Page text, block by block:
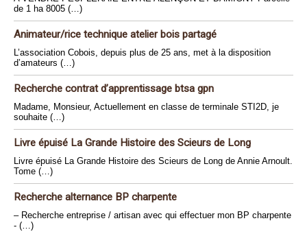
de 1 ha 8005 (…)
Animateur/rice technique atelier bois partagé
L’association Cobois, depuis plus de 25 ans, met à la disposition
d’amateurs (…)
Recherche contrat d’apprentissage btsa gpn
Madame, Monsieur, Actuellement en classe de terminale STI2D, je
souhaite (…)
Livre épuisé La Grande Histoire des Scieurs de Long
Livre épuisé La Grande Histoire des Scieurs de Long de Annie Arnoult.
Tome (…)
Recherche alternance BP charpente
– Recherche entreprise / artisan avec qui effectuer mon BP charpente
- (…)